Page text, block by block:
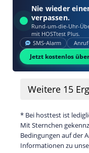
Nie wieder
verpassen.
Rund-um-die-Uhr-
mit HOSTtest Plus.
SMS‑Alarm
Jetzt kostenlos
Weitere 15
* Bei hosttest ist
Mit Sternchen
Bedingungen auf der
Informationen zu